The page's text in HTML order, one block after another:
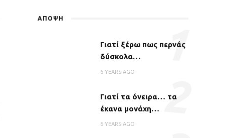
ΑΠΟΨΗ
Γιατί ξέρω πως περνάς
δύσκολα…
6 YEARS AGO
1
Γιατί τα όνειρα… τα
έκανα μονάχη…
6 YEARS AGO
2